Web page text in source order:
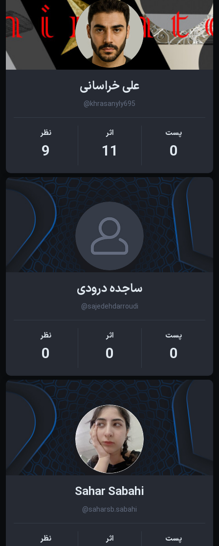
علی خراسانی
@khrasanyly695
پست
0
اثر
11
نظر
9
ساجده درودی
@sajedehdarroudi
پست
0
اثر
0
نظر
0
Sahar Sabahi
@saharsb.sabahi
پست اثر نظر